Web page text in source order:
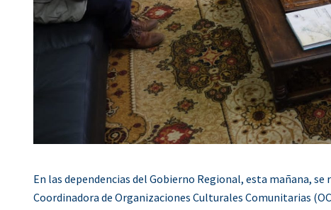
En las dependencias del Gobierno Regional, esta mañana,
Coordinadora de Organizaciones Culturales Comunitarias